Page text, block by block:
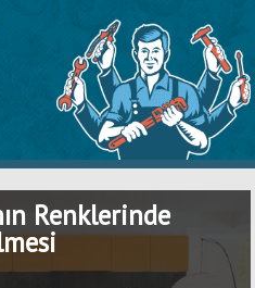
Renklerinde